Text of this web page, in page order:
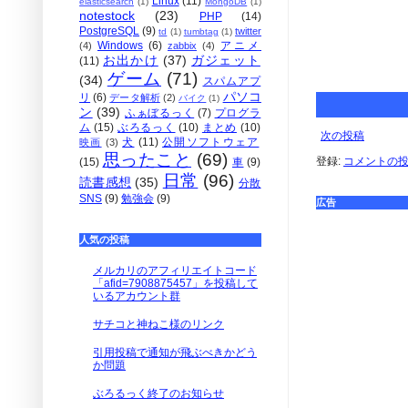
次の投稿
登録: コメントの
広告
notestock (23) PHP
(14)
PostgreSQL (9) td (1) tumbtag (1) twitter
(4) Windows (6) zabbix (4)
アニメ
(11) お出かけ (37) ガジェット
(34) ゲーム (71) スパムアプ
リ (6) データ解析 (2) バイク (1) パソコ
ン (39) ふぁぼるっく (7) プログラ
ム (15) ぶろるっく (10) まとめ (10)
映画 (3) 犬 (11) 公開ソフトウェア
(15) 思ったこと (69) 車 (9)
読書感想 (35) 日常 (96) 分散
SNS (9) 勉強会 (9)
人気の投稿
メルカリのアフィリエイトコード
「afid=7908875457」を投稿して
いるアカウント群
サチコと神ねこ様のリンク
引用投稿で通知が飛ぶべきかどう
か問題
ぶろるっく終了のお知らせ